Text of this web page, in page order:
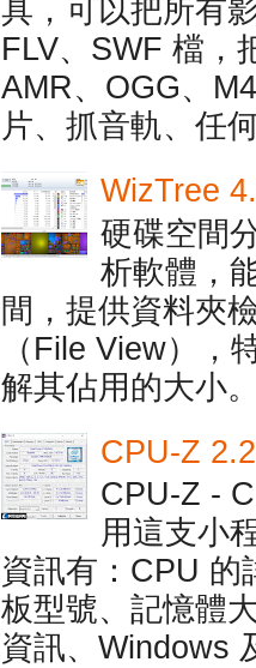
具，可以把所有
FLV、SWF 檔，
AMR、OGG、
片、抓音軌、任
WizTree
硬碟空間
析軟體，
間，提供資料夾
（File View），
解其佔用的大小
CPU-Z
CPU-Z -
用這支小
資訊有：CPU 的
板型號、記憶體
資訊、Windows